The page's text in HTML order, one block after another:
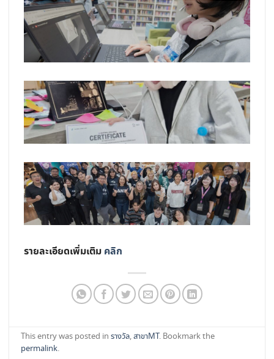
รายละเอียดเพิ่มเติม คลิก
This entry was posted inรางวัล,สาขาMT. Bookmark the
permalink.